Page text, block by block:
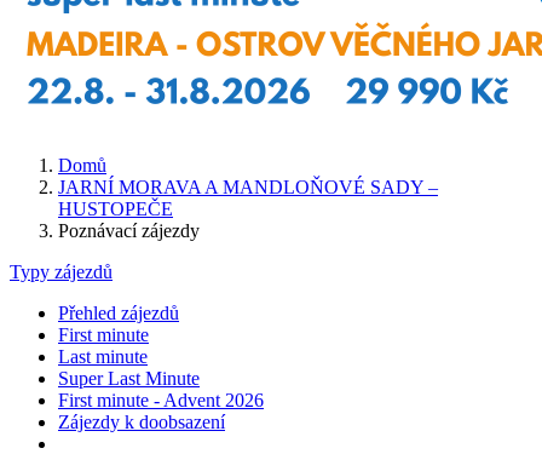
Domů
JARNÍ MORAVA A MANDLOŇOVÉ SADY –
HUSTOPEČE
Poznávací zájezdy
Typy zájezdů
Přehled zájezdů
First minute
Last minute
Super Last Minute
First minute - Advent 2026
Zájezdy k doobsazení